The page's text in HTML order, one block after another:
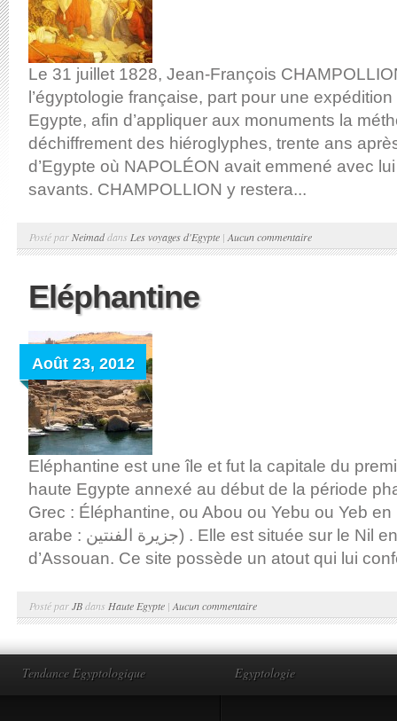
Le 31 juillet 1828, Jean-François
l’égyptologie française, part pour une
Egypte, afin d’appliquer aux monuments la
déchiffrement des hiéroglyphes, trente ans
d’Egypte où NAPOLÉON avait emmené avec
savants. CHAMPOLLION y restera...
Posté parNeimaddans Les voyages d'Egypte | Aucun commentaire
Eléphantine
Août 23, 2012
Eléphantine est une île et fut la capitale du
haute Egypte annexé au début de la période
Grec : Éléphantine, ou Abou ou Yebu ou Yeb
arabe : جزيرة الفنتين) . Elle est située sur le Nil en face de la ville
d’Assouan. Ce site possède un atout qui lui
Posté parJBdans Haute Egypte | Aucun commentaire
Tendance Egyptologique Egyptologie